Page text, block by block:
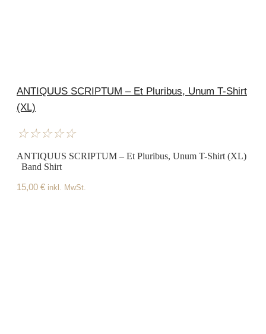
ANTIQUUS SCRIPTUM – Et Pluribus, Unum T-Shirt
(XL)
☆☆☆☆☆
ANTIQUUS SCRIPTUM – Et Pluribus, Unum T-Shirt (XL)
Band Shirt
15,00 € inkl. MwSt.